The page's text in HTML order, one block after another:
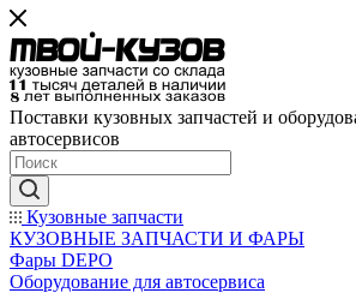
Поставки кузовных запчастей и
автосервисов
Кузовные запчасти
КУЗОВНЫЕ ЗАПЧАСТИ И ФАРЫ
Фары DEPO
Оборудование для автосервиса